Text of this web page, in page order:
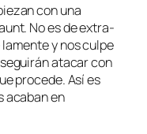
con una
No es de ex­tra­
y nos cul­pe
ata­car con
pro­ce­de. Así es
aca­ban en